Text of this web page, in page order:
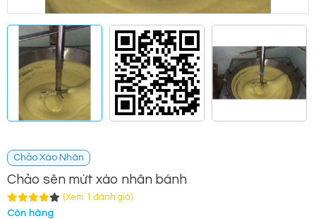
Chảo Xào Nhân
Chảo sên mứt xào nhân bánh
(Xem 1 đánh giá)
Còn hàng